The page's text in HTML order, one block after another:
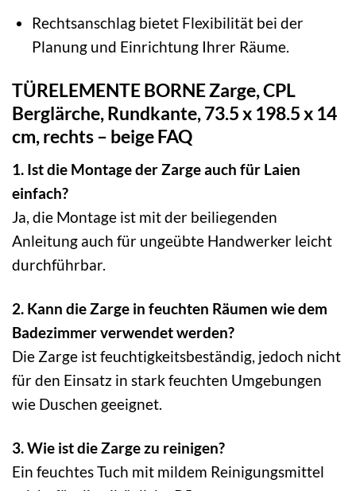
Rechtsanschlag bietet Flexibilität bei der
Planung und Einrichtung Ihrer Räume.
TÜRELEMENTE BORNE Zarge, CPL
Berglärche, Rundkante, 73.5 x 198.5 x 14
cm, rechts – beige FAQ
1. Ist die Montage der Zarge auch für Laien
einfach?
Ja, die Montage ist mit der beiliegenden
Anleitung auch für ungeübte Handwerker leicht
durchführbar.
2. Kann die Zarge in feuchten Räumen wie dem
Badezimmer verwendet werden?
Die Zarge ist feuchtigkeitsbeständig, jedoch nicht
für den Einsatz in stark feuchten Umgebungen
wie Duschen geeignet.
3. Wie ist die Zarge zu reinigen?
Ein feuchtes Tuch mit mildem Reinigungsmittel